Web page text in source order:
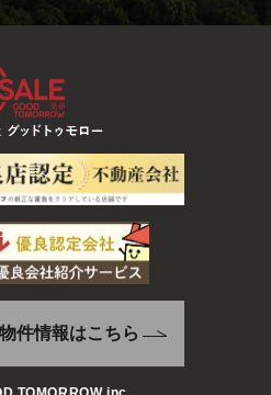
件情報はこちら